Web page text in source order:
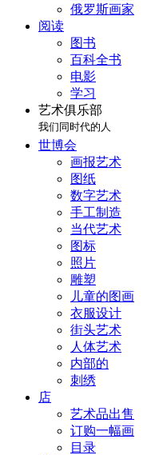
俄罗斯画家
阅读
图书
百科全书
电影
学习
艺术俱乐部
我们同时代的人
世博会
画报艺术
图纸
数字艺术
手工制造
当代艺术
图标
照片
雕塑
儿童的图画
衣服设计
街头艺术
人体艺术
内部的
刺绣
店
艺术品出售
订购一幅画
目录